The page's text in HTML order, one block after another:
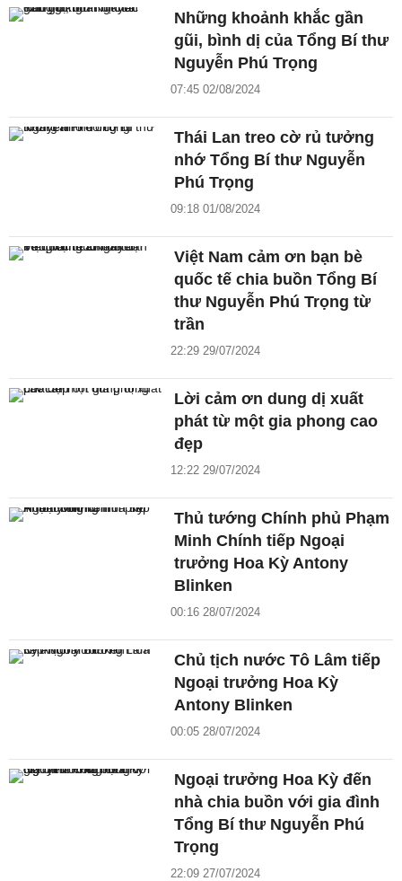
Những khoảnh khắc gần
gũi, bình dị của Tổng Bí thư
Nguyễn Phú Trọng
07:45 02/08/2024
Thái Lan treo cờ rủ tưởng
nhớ Tổng Bí thư Nguyễn
Phú Trọng
09:18 01/08/2024
Việt Nam cảm ơn bạn bè
quốc tế chia buồn Tổng Bí
thư Nguyễn Phú Trọng từ
trần
22:29 29/07/2024
Lời cảm ơn dung dị xuất
phát từ một gia phong cao
đẹp
12:22 29/07/2024
Thủ tướng Chính phủ Phạm
Minh Chính tiếp Ngoại
trưởng Hoa Kỳ Antony
Blinken
00:16 28/07/2024
Chủ tịch nước Tô Lâm tiếp
Ngoại trưởng Hoa Kỳ
Antony Blinken
00:05 28/07/2024
Ngoại trưởng Hoa Kỳ đến
nhà chia buồn với gia đình
Tổng Bí thư Nguyễn Phú
Trọng
22:09 27/07/2024